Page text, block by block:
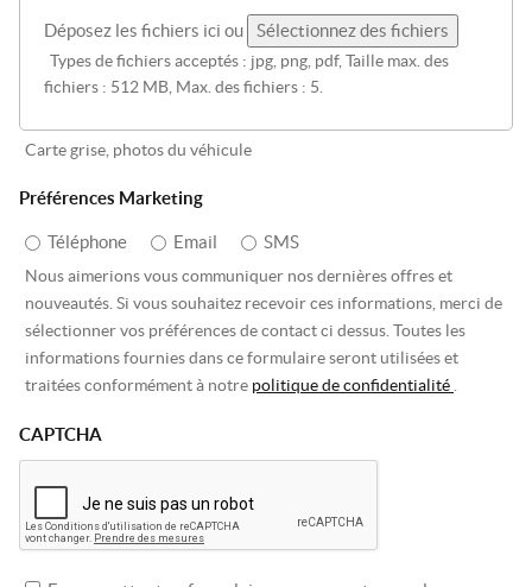
Déposez les fichiers ici ou Sélectionnez des fichiers
Types de fichiers acceptés : jpg, png, pdf, Taille max. des
fichiers : 512 MB, Max. des fichiers : 5.
Carte grise, photos du véhicule
Préférences Marketing
Téléphone Email SMS
Nous aimerions vous communiquer nos dernières offres et
nouveautés. Si vous souhaitez recevoir ces informations, merci de
sélectionner vos préférences de contact ci dessus. Toutes les
informations fournies dans ce formulaire seront utilisées et
traitées conformément à notre politique de confidentialité
CAPTCHA